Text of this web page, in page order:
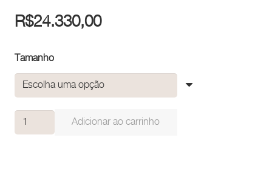
R$24.330,00
Tamanho
Anel
Amor
Adicionar ao carrinho